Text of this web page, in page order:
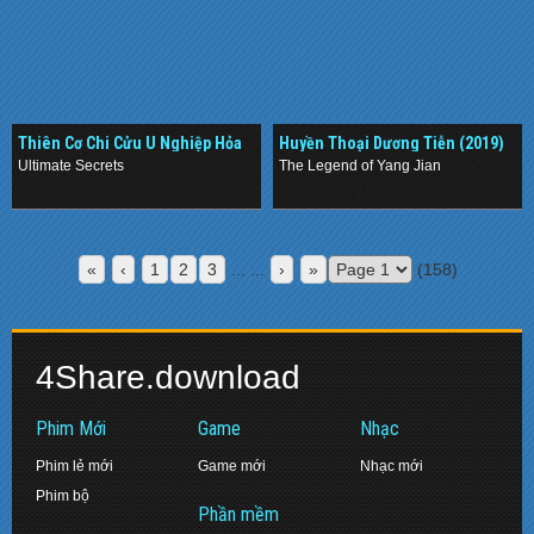
Thiên Cơ Chi Cửu U Nghiệp Hỏa
(2019)
Ultimate Secrets
Huyền Thoại Dương Tiễn (2019)
The Legend of Yang Jian
« ‹ 1 2 3 › » (158)
4Share.download
Phim Mới
Phim lẻ mới
Phim bộ
Game
Game mới
Phần mềm
Nhạc
Nhạc mới